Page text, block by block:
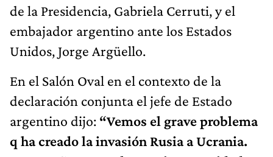
de la Presidencia, Gabriela Cerruti, y el
embajador argentino ante los Estados
Unidos, Jorge Argüello.
En el Salón Oval en el contexto de la
declaración conjunta el jefe de Estado
argentino dijo: “Vemos el grave problema
q ha creado la invasión Rusia a Ucrania.